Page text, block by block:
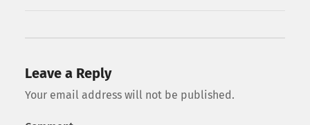
Leave a Reply
Your email address will not be published.